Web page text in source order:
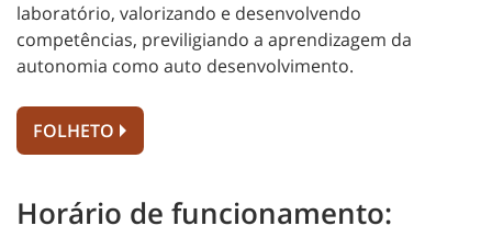
laboratório, valorizando e desenvolvendo
competências, previligiando a aprendizagem da
autonomia como auto desenvolvimento.
FOLHETO
Horário de funcionamento: